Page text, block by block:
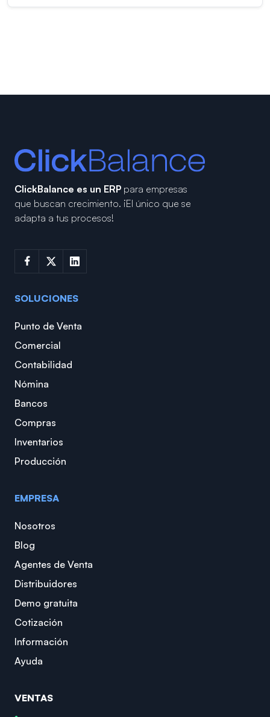
ClickBalance es un ERP para empresas
que buscan crecimiento. ¡El único que se
adapta a tus procesos!
SOLUCIONES
Punto de Venta
Comercial
Contabilidad
Nómina
Bancos
Compras
Inventarios
Producción
EMPRESA
Nosotros
Blog
Agentes de Venta
Distribuidores
Demo gratuita
Cotización
Información
Ayuda
VENTAS